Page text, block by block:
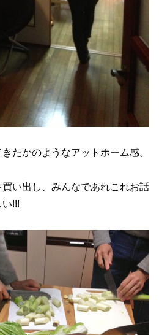
たかのようなアットホーム感。
い出し、みんなであれこれお話
!!!